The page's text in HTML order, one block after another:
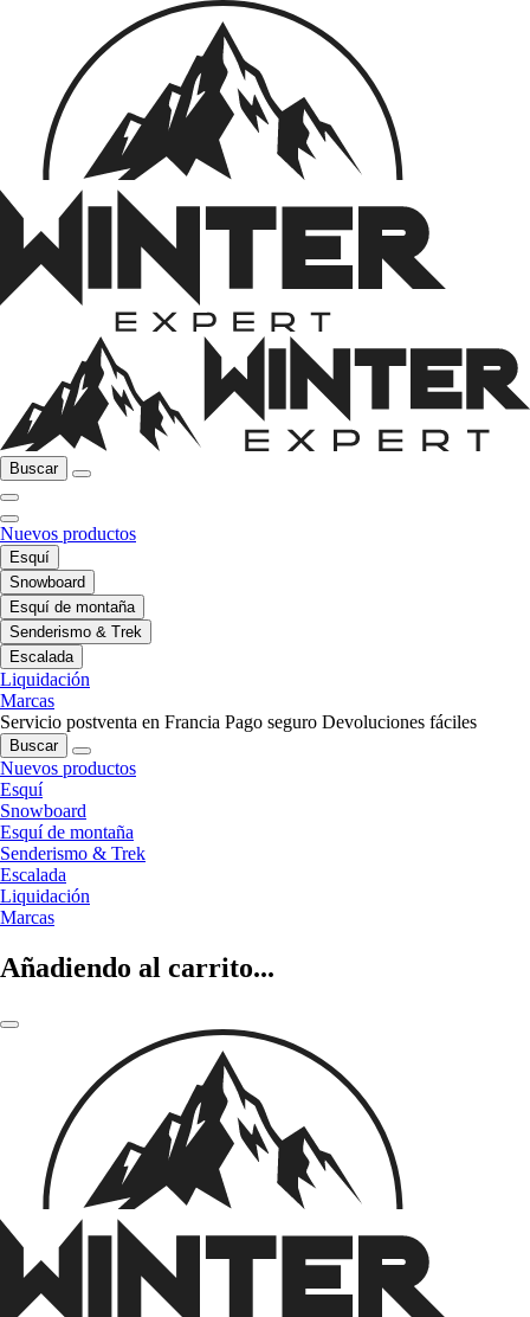
Buscar
Nuevos productos
Esquí
Snowboard
Esquí de montaña
Senderismo & Trek
Escalada
Liquidación
Marcas
Servicio postventa en Francia Pago seguro Devoluciones fáciles
Buscar
Nuevos productos
Esquí
Snowboard
Esquí de montaña
Senderismo & Trek
Escalada
Liquidación
Marcas
Añadiendo al carrito...